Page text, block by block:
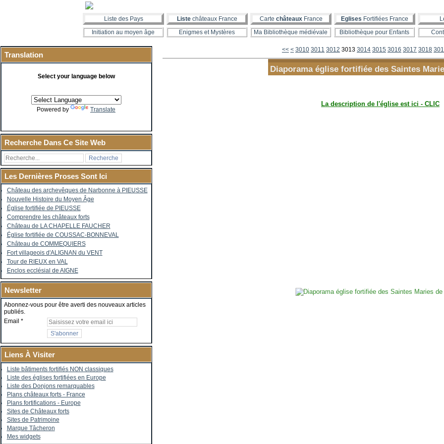
Liste des Pays Liste châteaux France Carte châteauxFrance Eglises Fortifiées France
Initiation au moyen âge
Enigmes et Mystères Ma Bibliothèque médiévale Bibliothèque pour Enfants
Translation
Select your language below
Powered by Translate
Recherche Dans Ce Site Web
Les Dernières Proses Sont Ici
Château des archevêques de Narbonne à PIEUSSE
Nouvelle Histoire du Moyen Âge
Église fortifiée de PIEUSSE
Comprendre les châteaux forts
Château de LA CHAPELLE FAUCHER
Église fortifiée de COUSSAC-BONNEVAL
Château de COMMEQUIERS
Fort villageois d'ALIGNAN du VENT
Tour de RIEUX en VAL
Enclos ecclésial de AIGNE
Newsletter
Abonnez-vous pour être averti des nouveaux articles
publiés.
Email
Liens À Visiter
Liste bâtiments fortifiés NON classiques
Liste des églises fortifiées en Europe
Liste des Donjons remarquables
Plans châteaux forts - France
Plans fortifications - Europe
Sites de Châteaux forts
Sites de Patrimoine
Marque Tâcheron
Mes widgets
<< < 3000
3010 3011 3012 3013 3014 3015 3016 3017 3018
Diaporama église fortifiée des Saintes
La description de l'église est ici - CLIC